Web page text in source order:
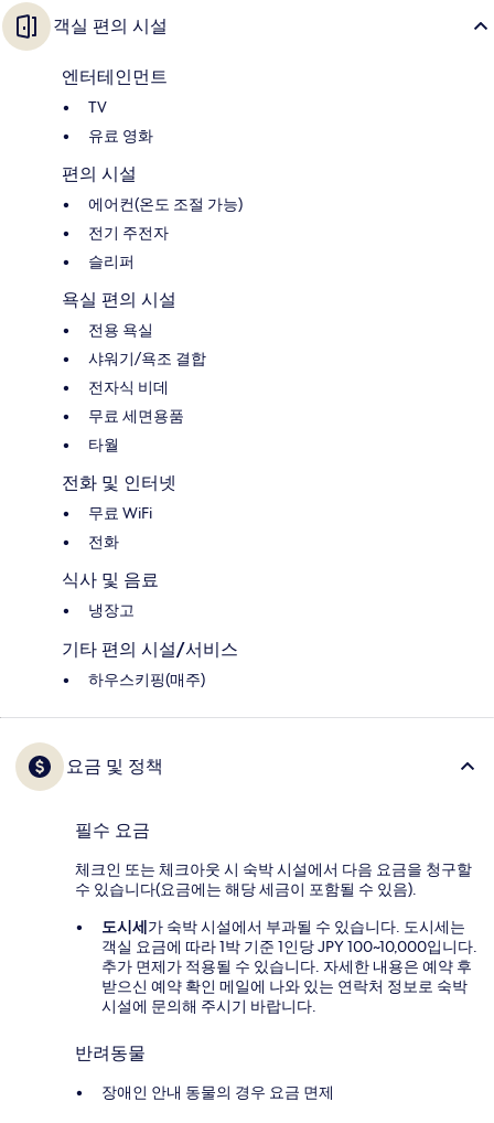
객실 편의 시설
엔터테인먼트
TV
유료 영화
편의 시설
에어컨(온도 조절 가능)
전기 주전자
슬리퍼
욕실 편의 시설
전용 욕실
샤워기/욕조 결합
전자식 비데
무료 세면용품
타월
전화 및 인터넷
무료 WiFi
전화
식사 및 음료
냉장고
기타 편의 시설/서비스
하우스키핑(매주)
요금 및 정책
필수 요금
체크인 또는 체크아웃 시 숙박 시설에서 다음 요금을 청구할
수 있습니다(요금에는 해당 세금이 포함될 수 있음).
도시세가 숙박 시설에서 부과될 수 있습니다. 도시세는
객실 요금에 따라 1박 기준 1인당 JPY 100~10,000입니다.
추가 면제가 적용될 수 있습니다. 자세한 내용은 예약 후
받으신 예약 확인 메일에 나와 있는 연락처 정보로 숙박
시설에 문의해 주시기 바랍니다.
반려동물
장애인 안내 동물의 경우 요금 면제